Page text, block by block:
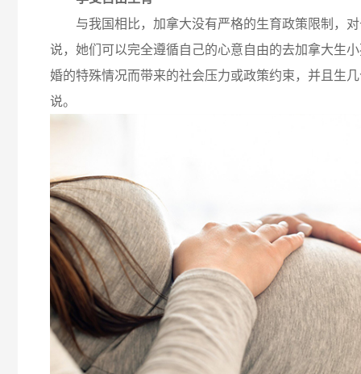
与我国相比，加拿大没有严格的生育政策限制，对
说，她们可以完全遵循自己的心意自由的去加拿大生
婚的特殊情况而带来的社会压力或政策约束，并且生
说。